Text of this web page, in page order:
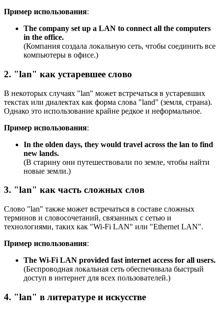
Пример использования:
The company set up a LAN to connect all the computers
in the office.
(Компания создала локальную сеть, чтобы соединить все
компьютеры в офисе.)
2. "lan" как устаревшее слово
В некоторых случаях "lan" может встречаться в устаревших
текстах или диалектах как форма слова "land" (земля, страна).
Однако это использование крайне редкое и неформальное.
Пример использования:
In the olden days, they would travel across the lan to find
new lands.
(В старину они путешествовали по земле, чтобы найти
новые земли.)
3. "lan" как часть сложных слов
Слово "lan" также может встречаться в составе сложных
терминов и словосочетаний, связанных с сетью и
технологиями, таких как "Wi-Fi LAN" или "Ethernet LAN".
Пример использования:
The Wi-Fi LAN provided fast internet access for all users.
(Беспроводная локальная сеть обеспечивала быстрый
доступ в интернет для всех пользователей.)
4. "lan" в литературе и искусстве